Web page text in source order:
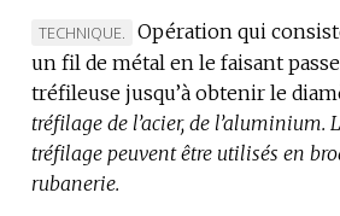
MARQUE
DE
DOMAINE
:
TECHNIQUE.
Opération qui
un fil de métal en le faisant
tréfileuse jusqu’à obtenir le
tréfilage de l’acier, de l’aluminium.
tréfilage peuvent être utilisés en
rubanerie.